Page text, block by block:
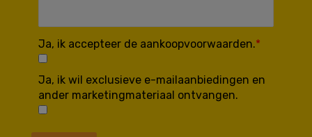
Ja, ik accepteer de aankoopvoorwaarden.
Ja, ik wil exclusieve e-mailaanbiedingen en
ander marketingmateriaal ontvangen.